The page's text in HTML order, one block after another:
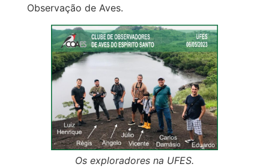
Observação de Aves.
Os exploradores na UFES.